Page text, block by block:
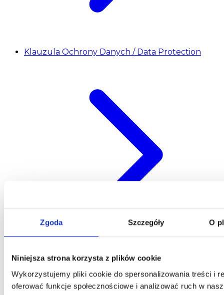
Zgoda Szczegóły O
Niniejsza strona korzysta z plików cookie
Wykorzystujemy pliki cookie do spersonalizowania treści i
oferować funkcje społecznościowe i analizować ruch w
Klauzula Ochrony Danych / Data Protection
Kontakt
Centrala